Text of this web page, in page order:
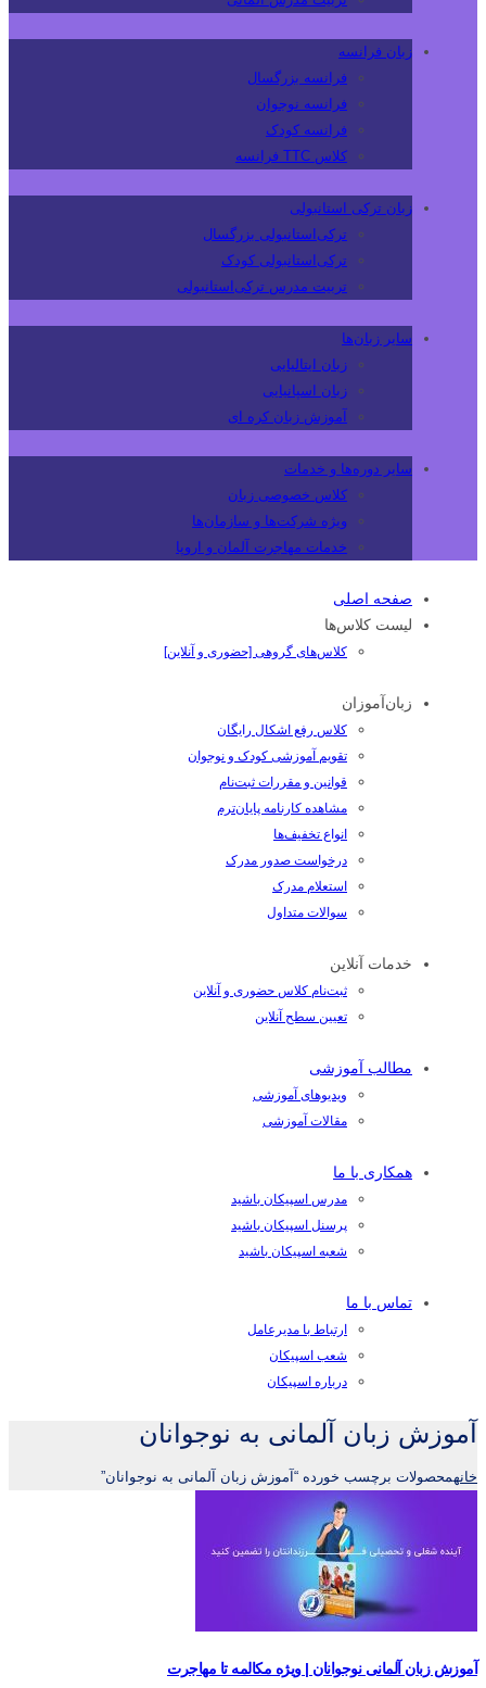
زبان فرانسه
فرانسه بزرگسال
فرانسه نوجوان
فرانسه کودک
کلاس TTC فرانسه
زبان ترکی استانبولی
ترکی‌استانبولی بزرگسال
ترکی‌استانبولی کودک
تربیت مدرس ترکی‌استانبولی
سایر زبان‌ها
زبان ایتالیایی
زبان اسپانیایی
آموزش زبان کره ای
سایر دوره‌ها و خدمات
کلاس خصوصی زبان
ویژه شرکت‌ها و سازمان‌ها
خدمات مهاجرت آلمان و اروپا
صفحه اصلی
لیست کلاس‌ها
کلاس‌های گروهی [حضوری و آنلاین]
زبان‌آموزان
کلاس رفع اشکال رایگان
تقویم آموزشی کودک و نوجوان
قوانین و مقررات ثبت‌نام
مشاهده کارنامه پایان‌ترم
انواع تخفیف‌ها
درخواست صدور مدرک
استعلام مدرک
سوالات متداول
خدمات آنلاین
ثبت‌نام کلاس حضوری و آنلاین
تعیین سطح آنلاین
مطالب آموزشی
ویدیوهای آموزشی
مقالات آموزشی
همکاری با ما
مدرس اسپیکان باشید
پرسنل اسپیکان باشید
شعبه اسپیکان باشید
تماس با ما
ارتباط با مدیرعامل
شعب اسپیکان
درباره اسپیکان
آموزش زبان آلمانی به نوجوانان
خانهمحصولات برچسب خورده “آموزش زبان آلمانی به نوجوانان”
آموزش زبان آلمانی نوجوانان | ویژه مکالمه تا مهاجرت